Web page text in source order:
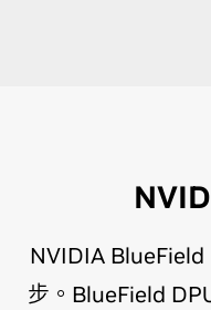
NVIDIA
步。BlueField